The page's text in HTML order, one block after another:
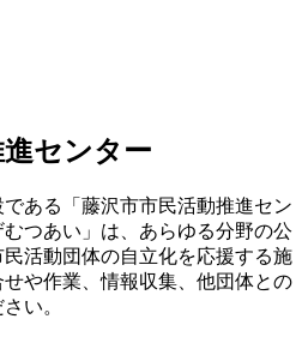
センター
ある「藤沢市市民活動推進セン
つあい」は、あらゆる分野の公
活動団体の自立化を応援する施
や作業、情報収集、他団体との
い。